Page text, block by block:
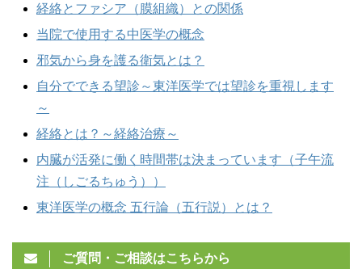
経絡とファシア（膜組織）との関係
当院で使用する中医学の概念
邪気から身を護る衛気とは？
自分でできる望診～東洋医学では望診を重視します
～
経絡とは？～経絡治療～
内臓が活発に働く時間帯は決まっています（子午流
注（しごるちゅう））
東洋医学の概念 五行論（五行説）とは？
ご質問・ご相談はこちらから